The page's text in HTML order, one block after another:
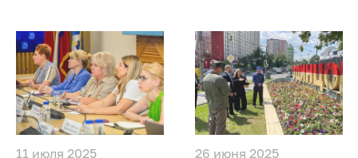
11 июля 2025 26 июня 2025